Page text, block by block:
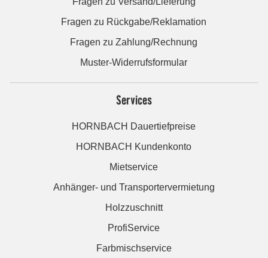
Fragen zu Rückgabe/Reklamation
Fragen zu Zahlung/Rechnung
Muster-Widerrufsformular
Services
HORNBACH Dauertiefpreise
HORNBACH Kundenkonto
Mietservice
Anhänger- und Transportervermietung
Holzzuschnitt
ProfiService
Farbmischservice